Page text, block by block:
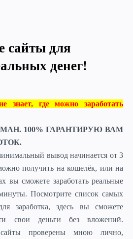
сайты для
денег!
знает, где можно заработать
100% ГАРАНТИРУЮ ВАМ
вывод начинается от 3
получить на кошелёк, или на
вы сможете заработать реальные
Посмотрите список самых
заработка, здесь вы сможете
свои деньги без вложений.
проверены мною лично,